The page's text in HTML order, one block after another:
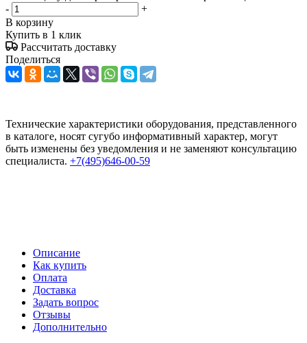
-
+
В корзину
Купить в 1 клик
Рассчитать доставку
Поделиться
Технические характеристики оборудования, представленного
в каталоге, носят сугубо информативный характер, могут
быть изменены без уведомления и не заменяют консультацию
специалиста. +7(495)646-00-59
Описание
Как купить
Оплата
Доставка
Задать вопрос
Отзывы
Дополнительно